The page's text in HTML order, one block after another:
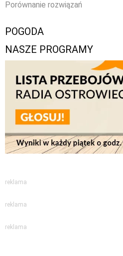
Porównanie rozwiązań
POGODA
NASZE PROGRAMY
reklama
reklama
reklama